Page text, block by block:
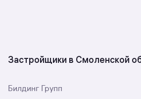
Застройщики в Смоленской
Билдинг Групп